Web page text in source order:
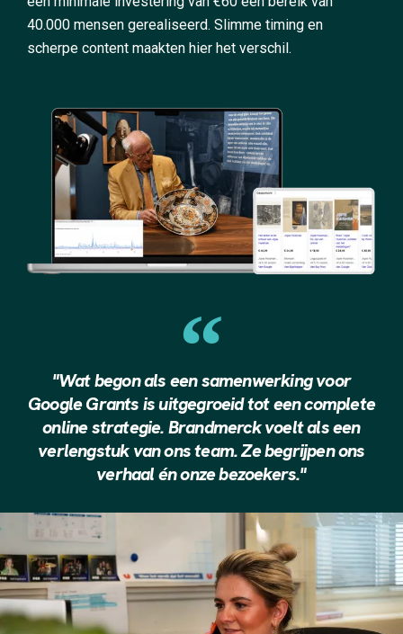
40.000 mensen gerealiseerd. Slimme timing en
scherpe content maakten hier het verschil.
"Wat begon als een samenwerking voor
Google Grants is uitgegroeid tot een complete
online strategie. Brandmerck voelt als een
verlengstuk van ons team. Ze begrijpen ons
verhaal én onze bezoekers."